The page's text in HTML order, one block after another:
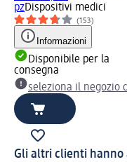
pzDispositivi medici
(153)
Informazioni
Disponibile per la
consegna
seleziona il negozio
Gli altri clienti hanno